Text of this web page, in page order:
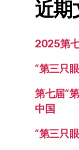
近期
2025第
“第三只
第七届“
中国
“第三只